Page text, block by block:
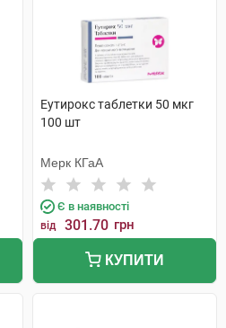
Еутирокс таблетки 50 мкг
100 шт
Мерк КГаА
Є в наявності
від 301.70 грн
КУПИТИ